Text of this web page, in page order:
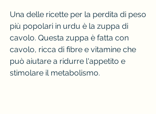
Una delle ricette per la perdita di peso
più popolari in urdu è la zuppa di
cavolo. Questa zuppa è fatta con
cavolo, ricca di fibre e vitamine che
può aiutare a ridurre l'appetito e
stimolare il metabolismo.